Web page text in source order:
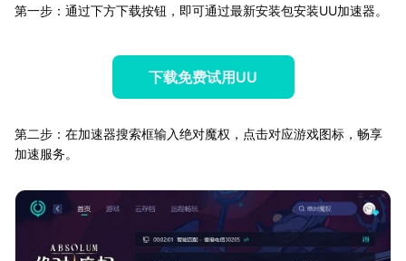
第一步：通过下方下载按钮，即可通过最新安装包安装UU加速器。
下载免费试用UU
第二步：在加速器搜索框输入绝对魔权，点击对应游戏图标，畅享
加速服务。